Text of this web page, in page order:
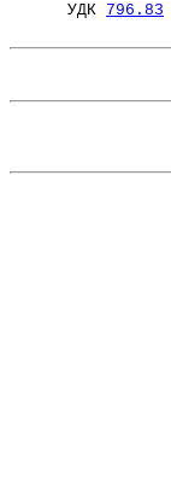
УДК 796.83